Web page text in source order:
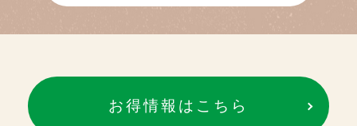
お得情報はこちら